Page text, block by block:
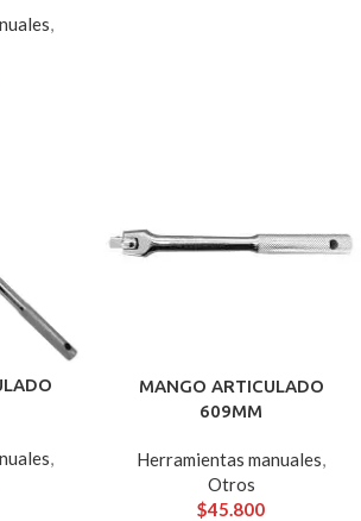
,
,
MANGO ARTICULADO
609MM
Herramientas manuales,
Otros
$45.800